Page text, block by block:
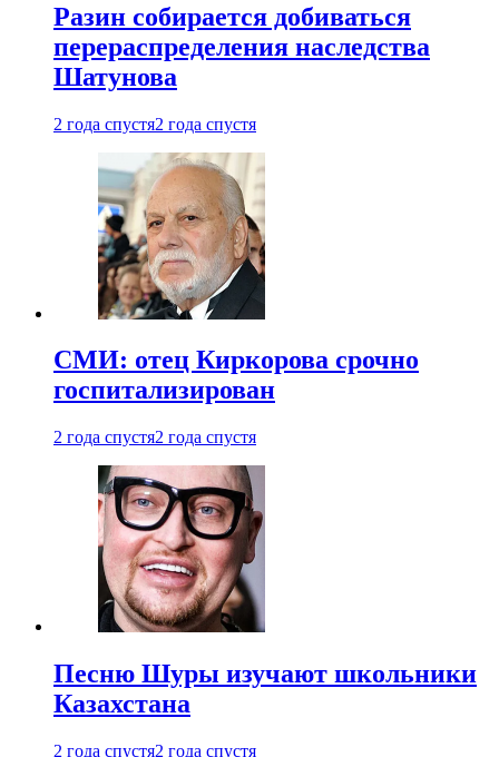
Разин собирается добиваться
перераспределения наследства
Шатунова
2 года спустя2 года спустя
СМИ: отец Киркорова срочно
госпитализирован
2 года спустя2 года спустя
Песню Шуры изучают школьники
Казахстана
2 года спустя2 года спустя